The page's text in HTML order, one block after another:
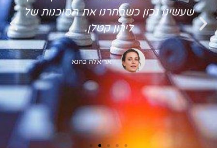
חיוך והרבה פתרונות לכל בעייה שצצה,
לירון כל הכבוד יישר כוח👍👍
רפאל אלקבץ